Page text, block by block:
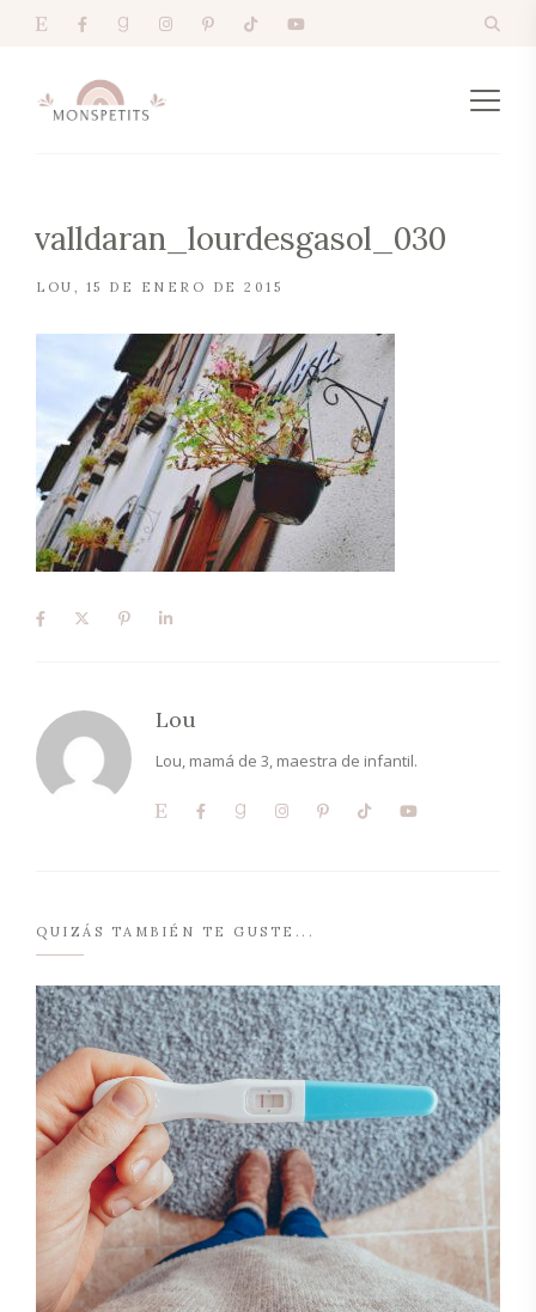
valldaran_lourdesgasol_030
LOU 15 DE ENERO DE 2015
Lou
Lou, mamá de 3, maestra de infantil.
QUIZÁS TAMBIÉN TE GUSTE...